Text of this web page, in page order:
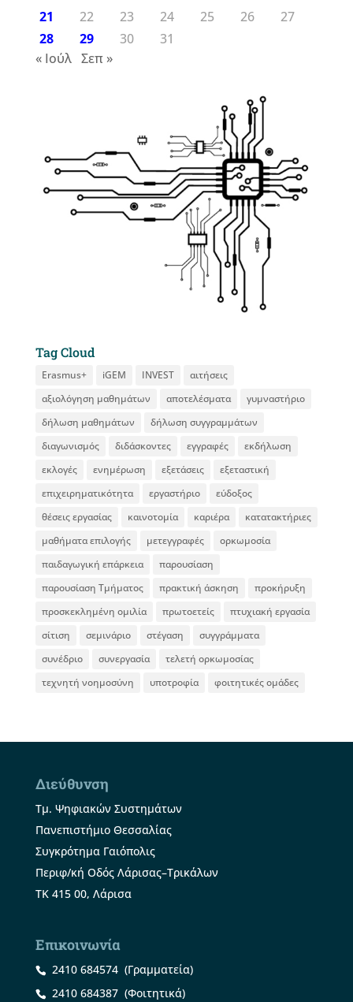
21
22 23 24 25 26
27
28
29 30
31
« Ιούλ Σεπ »
Tag Cloud
Erasmus+ iGEM INVEST
αιτήσεις
αξιολόγηση μαθημάτων
αποτελέσματα
γυμναστήριο
δήλωση μαθημάτων
δήλωση συγγραμμάτων
διαγωνισμός
διδάσκοντες εγγραφές
εκδήλωση
εκλογές
ενημέρωση εξετάσεις
εξεταστική
επιχειρηματικότητα
εργαστήριο
εύδοξος
θέσεις εργασίας
καινοτομία καριέρα
κατατακτήριες
μαθήματα επιλογής
μετεγγραφές
ορκωμοσία
παιδαγωγική επάρκεια
παρουσίαση
παρουσίαση Τμήματος
πρακτική άσκηση
προκήρυξη
προσκεκλημένη ομιλία
πρωτοετείς
πτυχιακή εργασία
σίτιση
σεμινάριο στέγαση
συγγράμματα
συνέδριο
συνεργασία
τελετή ορκωμοσίας
τεχνητή νοημοσύνη
υποτροφία φοιτητικές ομάδες
Διεύθυνση
Τμ. Ψηφιακών Συστημάτων
Πανεπιστήμιο Θεσσαλίας
Συγκρότημα Γαιόπολις
Περιφ/κή Οδός Λάρισας–Τρικάλων
ΤΚ 415 00, Λάρισα
Επικοινωνία
2410 684574(Γραμματεία)
2410 684387(Φοιτητικά)